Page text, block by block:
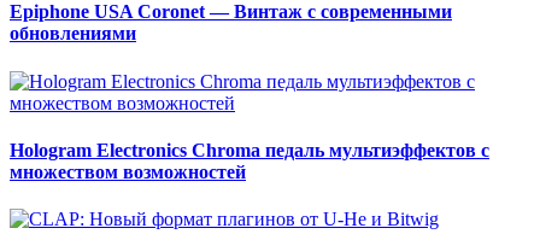
Epiphone USA Coronet — Винтаж с современными
обновлениями
Hologram Electronics Chroma педаль мультиэффектов с
множеством возможностей